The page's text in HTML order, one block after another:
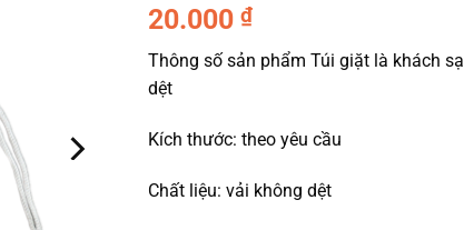
20.000₫
Thông số sản phẩm Túi giặt là khách
dệt
Kích thước: theo yêu cầu
Chất liệu: vải không dệt